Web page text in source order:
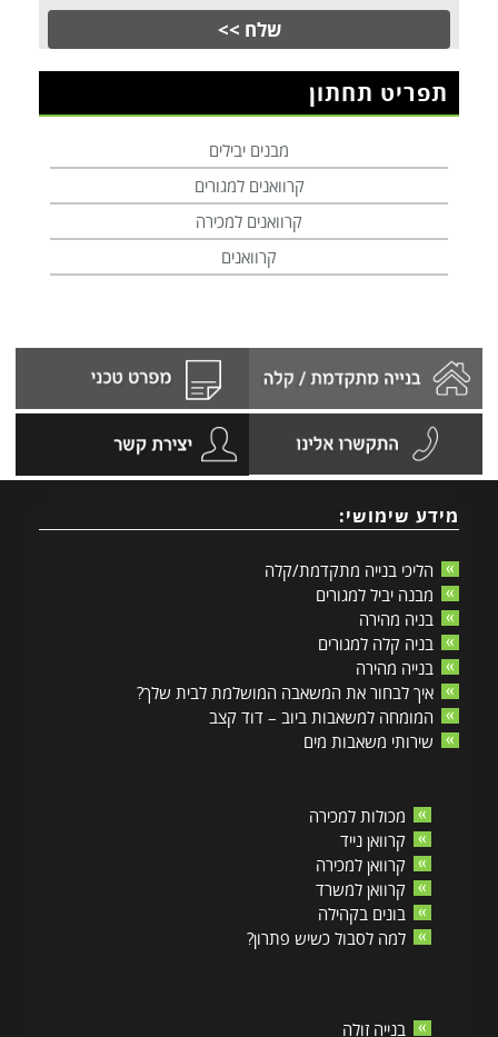
תפריט תחתון
מבנים יבילים
קרוואנים למגורים
קרוואנים למכירה
קרוואנים
מידע שימושי:
הליכי בנייה מתקדמת/קלה
מבנה יביל למגורים
בניה מהירה
בניה קלה למגורים
בנייה מהירה
איך לבחור את המשאבה המושלמת לבית שלך?
המומחה למשאבות ביוב – דוד קצב
שירותי משאבות מים
מכולות למכירה
קרוואן נייד
קרוואן למכירה
קרוואן למשרד
בונים בקהילה
למה לסבול כשיש פתרון?
בנייה זולה